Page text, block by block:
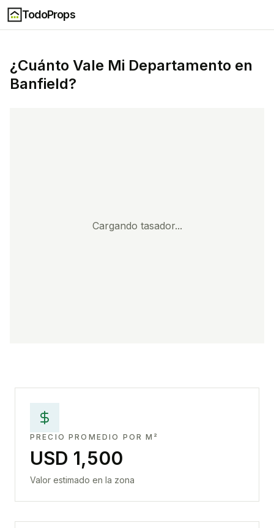
TodoProps
¿Cuánto Vale Mi Departamento en
Banfield?
Cargando tasador...
PRECIO PROMEDIO POR M²
USD 1,500
Valor estimado en la zona